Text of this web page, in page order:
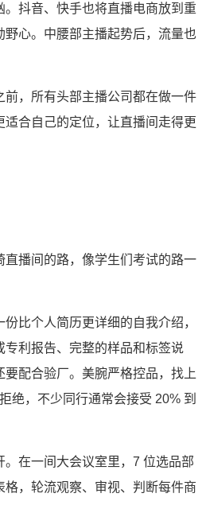
。抖音、快手也将直播电商放到重
心。中腰部主播起势后，流量也
前，所有头部主播公司都在做一件
合自己的定位，让直播间走得更
直播间的路，像学生们考试的路一
比个人简历更详细的自我介绍，
专利报告、完整的样品和标签说
配合验厂。美腕严格控品，找上
绝，不少同行通常会接受 20% 到
。在一间大会议室里，7 位选品部
，轮流观察、审视、判断每件商